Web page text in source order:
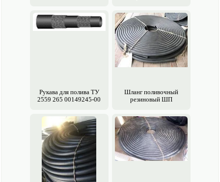
Рукава для полива ТУ
2559 265 00149245-00
Шланг поливочный
резиновый ШП